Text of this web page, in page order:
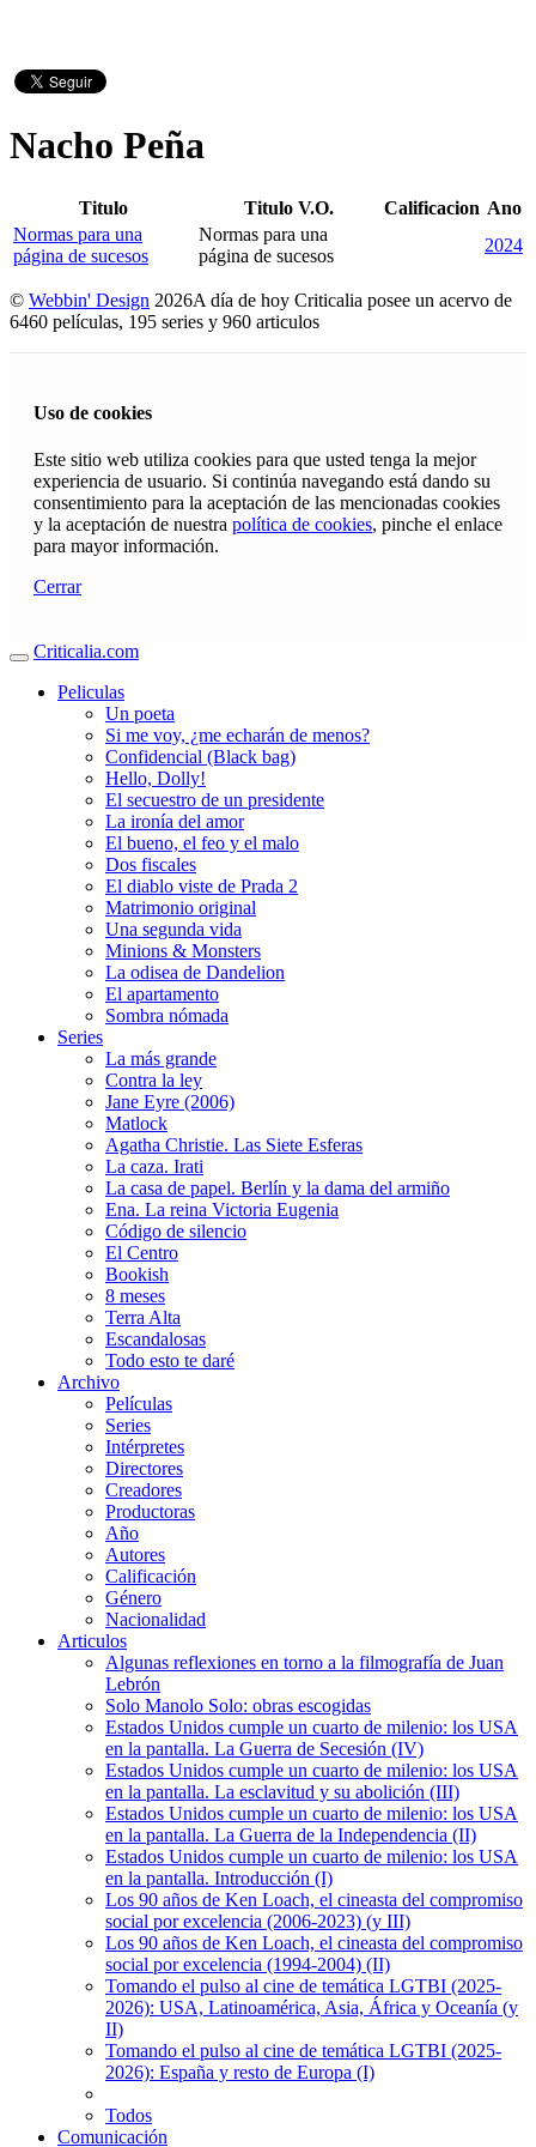
Nacho Peña
Titulo Titulo V.O. Calificacion Ano
Normas para una
página de sucesos
Normas para una
página de sucesos
2024
© Webbin' Design 2026A día de hoy Criticalia posee un acervo de
6460 películas, 195 series y 960 articulos
Uso de cookies
Este sitio web utiliza cookies para que usted tenga la mejor
experiencia de usuario. Si continúa navegando está dando su
consentimiento para la aceptación de las mencionadas cookies
y la aceptación de nuestra política de cookies, pinche el enlace
para mayor información.
Cerrar
Criticalia.com
Peliculas
Un poeta
Si me voy, ¿me echarán de menos?
Confidencial (Black bag)
Hello, Dolly!
El secuestro de un presidente
La ironía del amor
El bueno, el feo y el malo
Dos fiscales
El diablo viste de Prada 2
Matrimonio original
Una segunda vida
Minions & Monsters
La odisea de Dandelion
El apartamento
Sombra nómada
Series
La más grande
Contra la ley
Jane Eyre (2006)
Matlock
Agatha Christie. Las Siete Esferas
La caza. Irati
La casa de papel. Berlín y la dama del armiño
Ena. La reina Victoria Eugenia
Código de silencio
El Centro
Bookish
8 meses
Terra Alta
Escandalosas
Todo esto te daré
Archivo
Películas
Series
Intérpretes
Directores
Creadores
Productoras
Año
Autores
Calificación
Género
Nacionalidad
Articulos
Algunas reflexiones en torno a la filmografía de Juan
Lebrón
Solo Manolo Solo: obras escogidas
Estados Unidos cumple un cuarto de milenio: los USA
en la pantalla. La Guerra de Secesión (IV)
Estados Unidos cumple un cuarto de milenio: los USA
en la pantalla. La esclavitud y su abolición (III)
Estados Unidos cumple un cuarto de milenio: los USA
en la pantalla. La Guerra de la Independencia (II)
Estados Unidos cumple un cuarto de milenio: los USA
en la pantalla. Introducción (I)
Los 90 años de Ken Loach, el cineasta del compromiso
social por excelencia (2006-2023) (y III)
Los 90 años de Ken Loach, el cineasta del compromiso
social por excelencia (1994-2004) (II)
Tomando el pulso al cine de temática LGTBI (2025-
2026): USA, Latinoamérica, Asia, África y Oceanía (y
II)
Tomando el pulso al cine de temática LGTBI (2025-
2026): España y resto de Europa (I)
Todos
Comunicación